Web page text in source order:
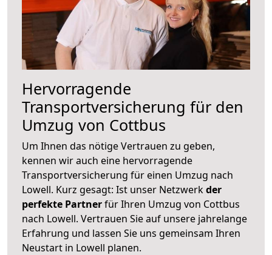
Hervorragende
Transportversicherung für den
Umzug von Cottbus
Um Ihnen das nötige Vertrauen zu geben,
kennen wir auch eine hervorragende
Transportversicherung für einen Umzug nach
Lowell. Kurz gesagt: Ist unser Netzwerkder
perfekte Partnerfür Ihren Umzug von Cottbus
nach Lowell. Vertrauen Sie auf unsere jahrelange
Erfahrung und lassen Sie uns gemeinsam Ihren
Neustart in Lowell planen.